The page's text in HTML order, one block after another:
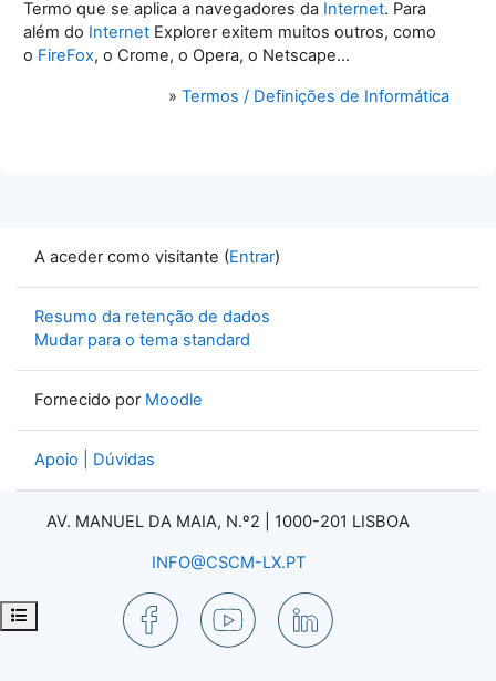
Abrir índice da disciplina
Termo que se aplica a navegadores da Internet. Para
além do InternetExplorer exitem muitos outros, como
o FireFox, o Crome, o Opera, o Netscape...
» Termos / Definições de Informática
A aceder como visitante (Entrar)
Resumo da retenção de dados
Mudar para o tema standard
Fornecido por Moodle
Apoio | Dúvidas
AV. MANUEL DA MAIA, N.º2 | 1000-201 LISBOA
INFO@CSCM-LX.PT